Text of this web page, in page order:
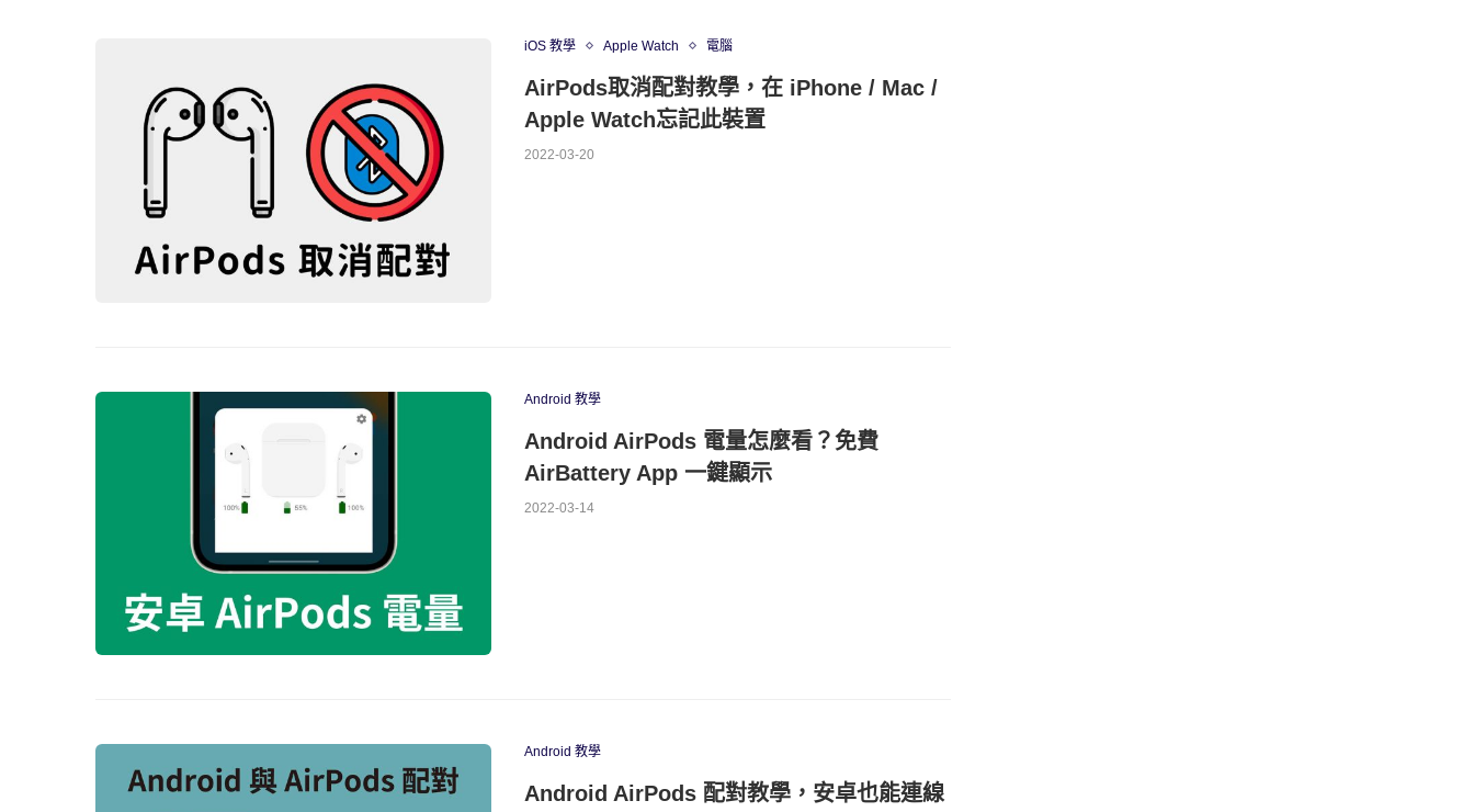
iOS 教學 Apple Watch 電腦
AirPods取消配對教學，在 iPhone / Mac /
Apple Watch忘記此裝置
2022-03-20
Android 教學
Android AirPods 電量怎麼看？免費
AirBattery App 一鍵顯示
2022-03-14
Android 教學
Android AirPods 配對教學，安卓也能連線